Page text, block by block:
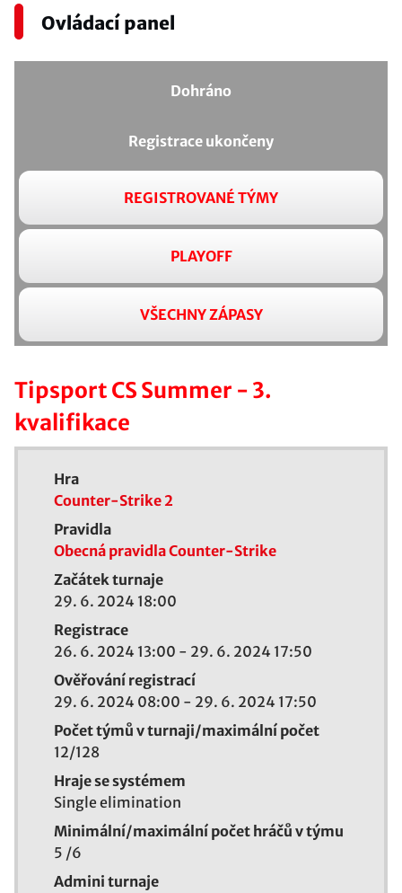
Ovládací panel
Dohráno
Registrace ukončeny
REGISTROVANÉ TÝMY
PLAYOFF
VŠECHNY ZÁPASY
Tipsport CS Summer - 3.
kvalifikace
Hra
Counter-Strike 2
Pravidla
Obecná pravidla Counter-Strike
Začátek turnaje
29. 6. 2024 18:00
Registrace
26. 6. 2024 13:00 - 29. 6. 2024 17:50
Ověřování registrací
29. 6. 2024 08:00 - 29. 6. 2024 17:50
Počet týmů v turnaji/maximální počet
12/128
Hraje se systémem
Single elimination
Minimální/maximální počet hráčů v týmu
5 /6
Admini turnaje